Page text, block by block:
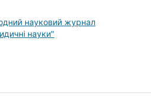
науковий журнал
науки"